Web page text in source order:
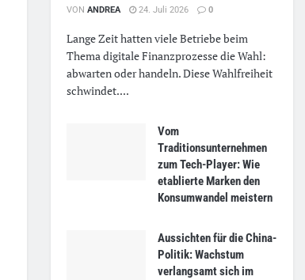
VON ANDREA 24. Juli 2026 0
Lange Zeit hatten viele Betriebe beim
Thema digitale Finanzprozesse die Wahl:
abwarten oder handeln. Diese Wahlfreiheit
schwindet....
Vom
Traditionsunternehmen
zum Tech-Player: Wie
etablierte Marken den
Konsumwandel meistern
Aussichten für die China-
Politik: Wachstum
verlangsamt sich im